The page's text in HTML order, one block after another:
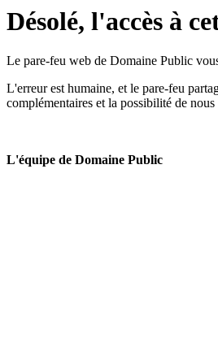
Désolé, l'accès à
Le pare-feu web de Domaine Public
L'erreur est humaine, et le pare-feu
complémentaires et la possibilité de
L'équipe de Domaine Public